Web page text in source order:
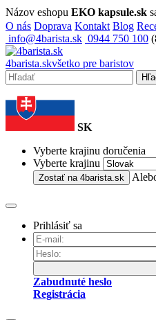
Názov eshopu EKO kapsule.sk
O nás Doprava Kontakt Blog
info@4barista.sk 0944 750 100
4barista.skvšetko pre baristov
SK
Vyberte krajinu doručenia
Vyberte krajinu
Zostať na 4barista.sk
Prihlásiť sa
Zabudnuté heslo
Registrácia